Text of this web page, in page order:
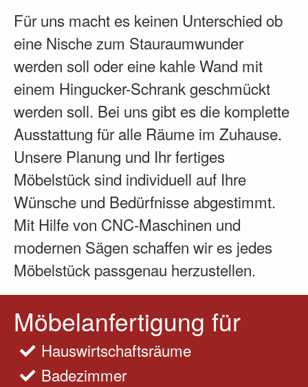
Für uns macht es keinen Unterschied ob
eine Nische zum Stauraumwunder
werden soll oder eine kahle Wand mit
einem Hingucker-Schrank geschmückt
werden soll. Bei uns gibt es die komplette
Ausstattung für alle Räume im Zuhause.
Unsere Planung und Ihr fertiges
Möbelstück sind individuell auf Ihre
Wünsche und Bedürfnisse abgestimmt.
Mit Hilfe von CNC-Maschinen und
modernen Sägen schaffen wir es jedes
Möbelstück passgenau herzustellen.
Möbelanfertigung für
Hauswirtschaftsräume
Badezimmer